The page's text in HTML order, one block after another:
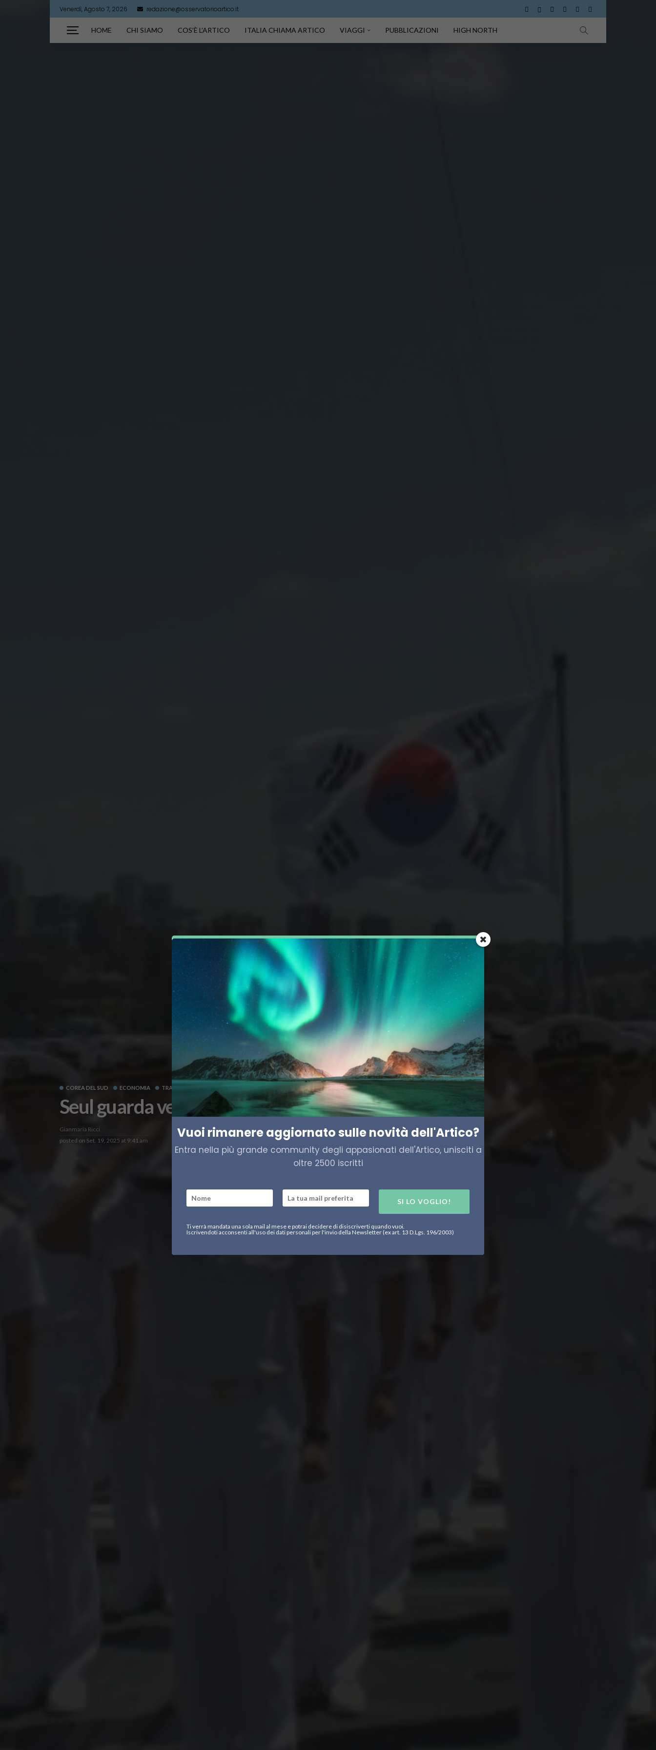
Venerdì, Agosto 7, 2026 redazione@osservatorioartico.it
HOME CHI SIAMO COS’È L’ARTICO ITALIA CHIAMA ARTICO VIAGGI PUBBLICAZIONI HIGH NORTH
COREA DEL SUD ECONOMIA TRASPORTO
Seul guarda verso Nord
Gianmaria Ricci
posted on Set. 19, 2025 at 9:41 am Vuoi rimanere aggiornato sulle novità dell'Artico?
Entra nella più grande community degli appasionati dell'Artico, unisciti a
oltre 2500 iscritti
SI LO VOGLIO!
Ti verrà mandata una sola mail al mese e potrai decidere di disiscriverti quando vuoi.
Iscrivendoti acconsenti all'uso dei dati personali per l'invio della Newsletter (ex art. 13 D.Lgs. 196/2003)